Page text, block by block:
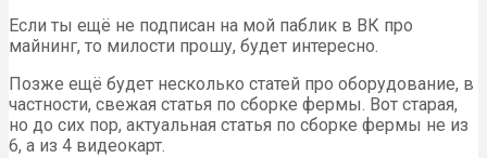
Если ты ещё не подписан на мой паблик в ВК про
майнинг, то милости прошу, будет интересно.
Позже ещё будет несколько статей про оборудование, в
частности, свежая статья по сборке фермы. Вот старая,
но до сих пор, актуальная статья по сборке фермы не из
6, а из 4 видеокарт.